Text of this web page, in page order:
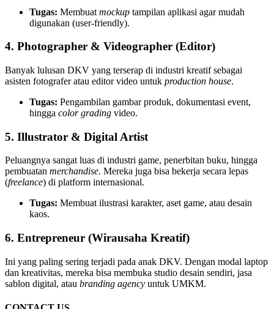
Tugas: Membuat mockup tampilan aplikasi agar mudah
digunakan (user-friendly).
4. Photographer & Videographer (Editor)
Banyak lulusan DKV yang terserap di industri kreatif sebagai
asisten fotografer atau editor video untuk production house.
Tugas: Pengambilan gambar produk, dokumentasi event,
hingga color grading video.
5. Illustrator & Digital Artist
Peluangnya sangat luas di industri game, penerbitan buku, hingga
pembuatan merchandise. Mereka juga bisa bekerja secara lepas
(freelance) di platform internasional.
Tugas: Membuat ilustrasi karakter, aset game, atau desain
kaos.
6. Entrepreneur (Wirausaha Kreatif)
Ini yang paling sering terjadi pada anak DKV. Dengan modal laptop
dan kreativitas, mereka bisa membuka studio desain sendiri, jasa
sablon digital, atau branding agency untuk UMKM.